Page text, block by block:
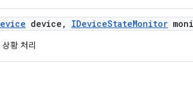
device , IDeviceStateMonitor
황 처리